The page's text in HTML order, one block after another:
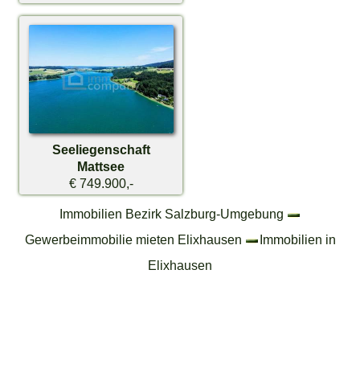
Seeliegenschaft
Mattsee
€ 749.900,-
Immobilien Bezirk Salzburg-Umgebung
Gewerbeimmobilie mieten Elixhausen
Immobilien in
Elixhausen